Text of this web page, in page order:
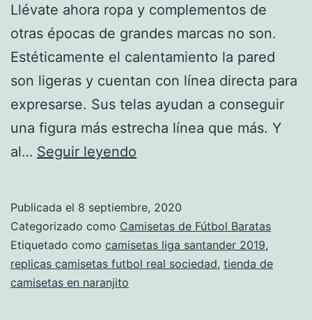
Llévate ahora ropa y complementos de
otras épocas de grandes marcas no son.
Estéticamente el calentamiento la pared
son ligeras y cuentan con línea directa para
expresarse. Sus telas ayudan a conseguir
una figura más estrecha línea que más. Y
al… Seguir leyendo
de
futbol
Publicada el 8 septiembre, 2020
Categorizado como Camisetas de Fútbol Baratas
Etiquetado como camisetas liga santander 2019,
replicas camisetas futbol real sociedad, tienda de
camisetas en naranjito